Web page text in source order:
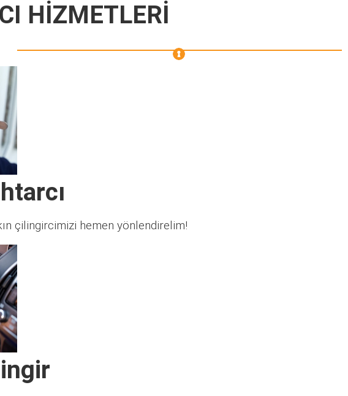
HİZMETLERİ
çilingircimizi hemen yönlendirelim!